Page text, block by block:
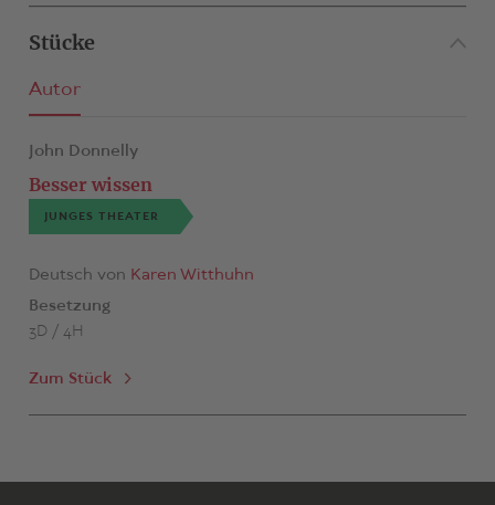
Stücke
Autor
John Donnelly
Besser wissen
JUNGES THEATER
Deutsch von Karen Witthuhn
Besetzung
3D / 4H
Zum Stück